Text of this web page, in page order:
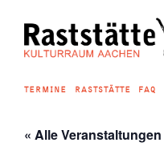
Inhalt
TERMINE RASTSTÄTTE FAQ
« Alle Veranstaltungen